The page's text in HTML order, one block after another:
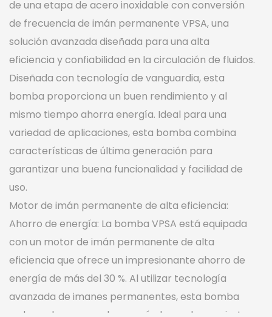
de una etapa de acero inoxidable con conversión
de frecuencia de imán permanente VPSA, una
solución avanzada diseñada para una alta
eficiencia y confiabilidad en la circulación de fluidos.
Diseñada con tecnología de vanguardia, esta
bomba proporciona un buen rendimiento y al
mismo tiempo ahorra energía. Ideal para una
variedad de aplicaciones, esta bomba combina
características de última generación para
garantizar una buena funcionalidad y facilidad de
uso.
Motor de imán permanente de alta eficiencia:
Ahorro de energía: La bomba VPSA está equipada
con un motor de imán permanente de alta
eficiencia que ofrece un impresionante ahorro de
energía de más del 30 %. Al utilizar tecnología
avanzada de imanes permanentes, esta bomba